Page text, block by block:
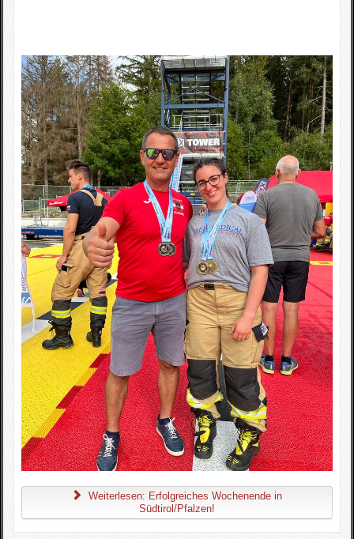
Weiterlesen: Erfolgreiches Wochenende in
Südtirol/Pfalzen!